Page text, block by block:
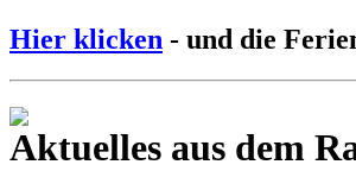
Hier klicken - und die
Aktuelles aus dem